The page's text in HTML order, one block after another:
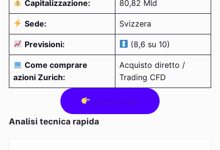
Capitalizzazione: 80,82 Mld
Sede: Svizzera
Previsioni: (8,6 su 10)
Come comprare
azioni Zurich:
Acquisto diretto /
Trading CFD
Compra qui
Analisi tecnica rapida